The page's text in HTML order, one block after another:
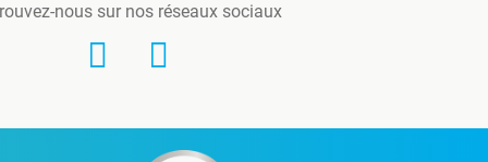
nous sur nos réseaux sociaux